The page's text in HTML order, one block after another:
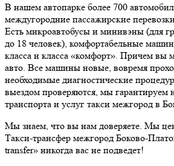
В нашем автопарке более 700
междугородние пассажирские
Есть микроавтобусы и минивэны (для
до 18 человек), комфортабельные
класса и класса «комфорт». Причем вы
авто. Все машины новые, вовремя
необходимые диагностические
выездом проверяются, мы гарантируем
транспорта и услуг такси межгород в
Мы знаем, что вы нам доверяете. Мы
Такси-трансфер межгород Боково-
transfer» никогда вас не подведет!